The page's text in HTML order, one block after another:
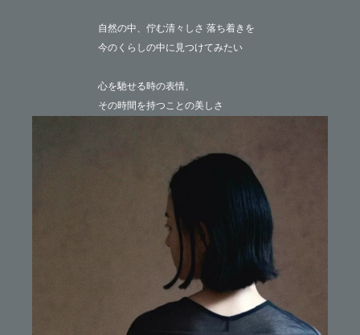
自然の中、佇む清々しさ 落ち着きを
今のくらしの中に見つけてみたい
心を馳せる時の表情、
その時間を持つことの美しさ